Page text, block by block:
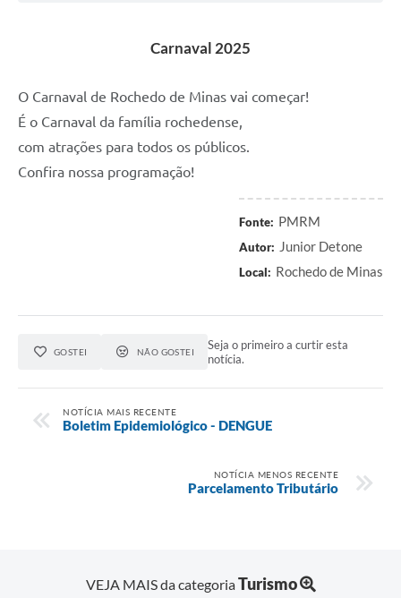
Carnaval 2025
O Carnaval de Rochedo de Minas vai começar!
É o Carnaval da família rochedense,
com atrações para todos os públicos.
Confira nossa programação!
Fonte: PMRM
Autor: Junior Detone
Local: Rochedo de Minas
GOSTEI NÃO GOSTEI
Seja o primeiro a curtir esta
notícia.
NOTÍCIA MAIS RECENTE
Boletim Epidemiológico - DENGUE
NOTÍCIA MENOS RECENTE
Parcelamento Tributário
VEJA MAIS da categoriaTurismo